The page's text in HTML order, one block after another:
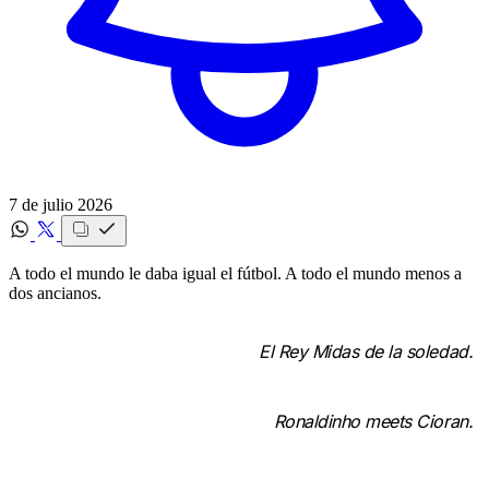
7 de julio 2026
A todo el mundo le daba igual el fútbol. A todo el mundo menos a
dos ancianos.
El Rey Midas de la soledad.
Ronaldinho meets Cioran.